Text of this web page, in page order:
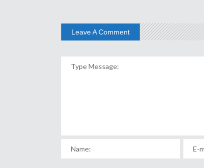
Leave A Comment